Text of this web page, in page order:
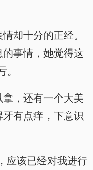
却十分的正经。
事情，她觉得这
。
，还有一个大美
有点痒，下意识
应该已经对我进行